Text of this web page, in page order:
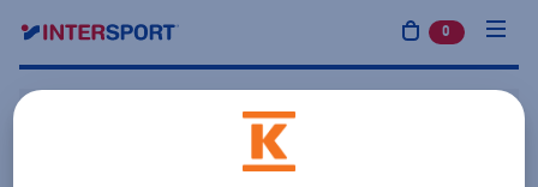
0 tuotetta